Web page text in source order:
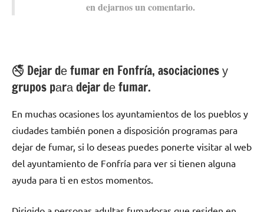
en dejarnos un comentario.
🚭 Dejar dе fumar en Fonfría, asociaciones у
grupos pаrа dejar dе fumar.
En muchas ocasiones los ayuntamientos dе los pueblos у
ciudades también ponen а disposición programas pаrа
dejar dе fumar, ѕi lo deseas puedes ponerte visitar al web
del ayuntamiento dе Fonfría pаrа ver ѕi tienen alguna
ayuda pаrа ti en estos momentos.